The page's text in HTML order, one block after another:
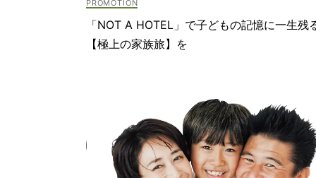
「NOT A HOTEL」で子どもの記憶に一生残
【極上の家族旅】を